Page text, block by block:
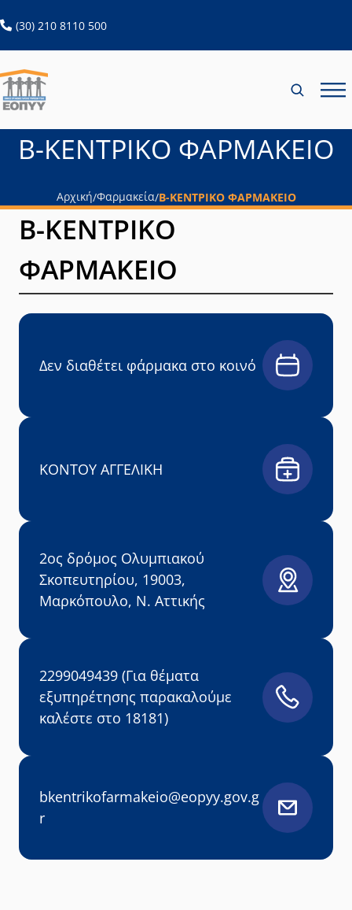
(30) 210 8110 500ανοίγει σε νέα καρτέλα
Β-ΚΕΝΤΡΙΚΟ ΦΑΡΜΑΚΕΙΟ
Αρχική/Φαρμακεία/Β-ΚΕΝΤΡΙΚΟ ΦΑΡΜΑΚΕΙΟ
Β-ΚΕΝΤΡΙΚΟ
ΦΑΡΜΑΚΕΙΟ
Δεν διαθέτει φάρμακα στο κοινό
ΚΟΝΤΟΥ ΑΓΓΕΛΙΚΗ
2ος δρόμος Ολυμπιακού
Σκοπευτηρίου, 19003,
Μαρκόπουλο, Ν. Αττικής
2299049439 (Για θέματα
εξυπηρέτησης παρακαλούμε
καλέστε στο 18181)
bkentrikofarmakeio@eopyy.gov.g
r